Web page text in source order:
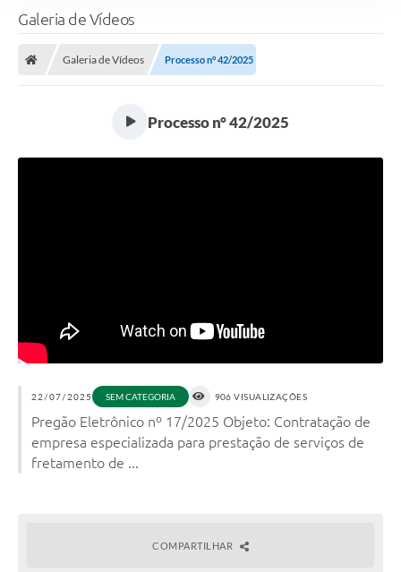
Galeria de Vídeos
Galeria de Vídeos Processo n° 42/2025
Processo n° 42/2025
22/07/2025 SEM CATEGORIA 906 VISUALIZAÇÕES
Pregão Eletrônico nº 17/2025 Objeto: Contratação de
empresa especializada para prestação de serviços de
fretamento de ...
COMPARTILHAR